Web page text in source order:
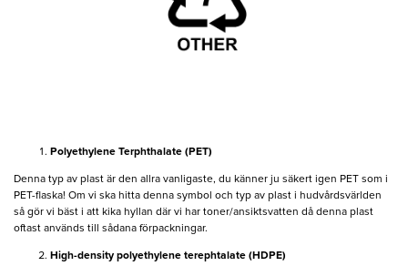
Polyethylene Terphthalate (PET)
Denna typ av plast är den allra vanligaste, du känner ju säkert igen PET som i
PET-flaska! Om vi ska hitta denna symbol och typ av plast i hudvårdsvärlden
så gör vi bäst i att kika hyllan där vi har toner/ansiktsvatten då denna plast
oftast används till sådana förpackningar.
High-density polyethylene terephtalate (HDPE)